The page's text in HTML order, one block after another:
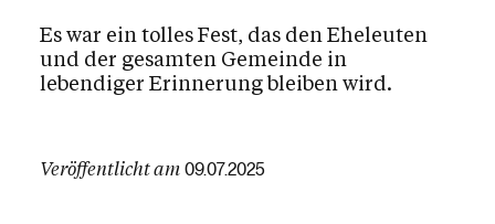
Es war ein tolles Fest, das den Eheleuten
und der gesamten Gemeinde in
lebendiger Erinnerung bleiben wird.
Veröffentlicht am 09.07.2025